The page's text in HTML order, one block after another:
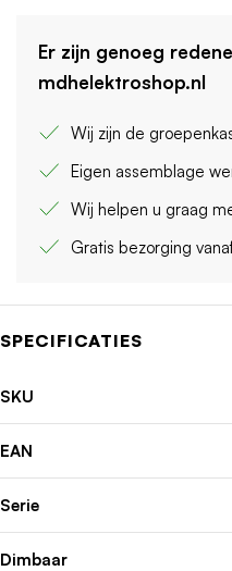
Er zijn genoeg
mdhelektroshop.nl
Wij zijn de
Eigen assemblage
Wij helpen u graag
Gratis bezorging
SPECIFICATIES
SKU
EAN
Serie
Dimbaar